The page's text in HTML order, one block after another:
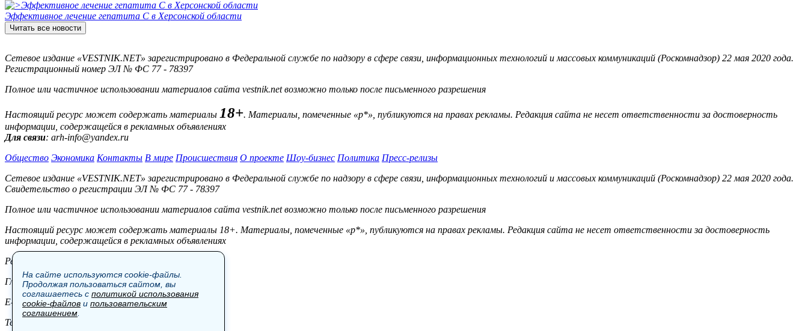
Эффективное лечение гепатита C в Херсонской области
Читать все новости
Сетевое издание «VESTNIK.NET» зарегистрировано в Федеральной службе по надзору в сфере связи, информационных технологий и массовых коммуникаций (Роскомнадзор) 22 мая 2020 года.
Регистрационный номер ЭЛ № ФС 77 - 78397
Полное или частичное использовании материалов сайта vestnik.net возможно только после письменного разрешения
Настоящий ресурс может содержать материалы 18+. Материалы, помеченные «р*», публикуются на правах рекламы. Редакция сайта не несет ответственности за достоверность
информации, содержащейся в рекламных объявлениях
Для связи: arh-info@yandex.ru
Общество Экономика Контакты В мире Происшествия О проекте Шоу-бизнес Политика Пресс-релизы
Сетевое издание «VESTNIK.NET» зарегистрировано в Федеральной службе по надзору в сфере связи, информационных технологий и массовых коммуникаций (Роскомнадзор) 22 мая 2020 года.
Свидетельство о регистрации ЭЛ № ФС 77 - 78397
Полное или частичное использовании материалов сайта vestnik.net возможно только после письменного разрешения
Настоящий ресурс может содержать материалы 18+. Материалы, помеченные «р*», публикуются на правах рекламы. Редакция сайта не несет ответственности за достоверность
информации, содержащейся в рекламных объявлениях
Редакция:
Главный редактор: Боровов М.С.
E-mail: site@vestnik.net, reb.msk@yandex.ru
Тел.: +7 (921) 720-00-97
На сайте используются cookie-файлы.
Продолжая пользоваться сайтом, вы
соглашаетесь с политикой использования
cookie-файлов и пользовательским
соглашением